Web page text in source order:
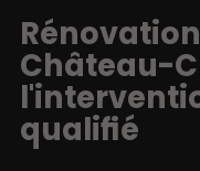
Château-
qualifié